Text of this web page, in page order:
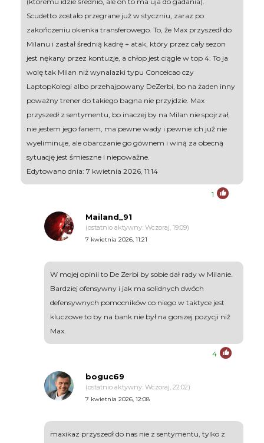
Scudetto zostało przegrane już w styczniu, zaraz po
zakończeniu okienka transferowego. To, że Max przyszedł do
Milanu i zastał średnią kadrę + atak, który przez cały sezon
jest nękany przez kontuzje, a chłop jest ciągle w top 4. To ja
wolę tak Milan niż wynalazki typu Conceicao czy
LaptopKolegi albo przehajpowany DeZerbi, bo na żaden inny
poważny trener do takiego bagna nie przyjdzie. Max
przyszedł z sentymentu, bo inaczej by na Milan nie spojrzał,
nie jestem jego fanem, ma pewne wady i pewnie ich już nie
wyeliminuje, ale obarczanie go gównem i winą za obecną
sytuację jest śmieszne i niepoważne.
Edytowano dnia: 7 kwietnia 2026, 11:14
1
Mailand_91
(ostatnio aktywny: Wczoraj, 19:09)
7 kwietnia 2026, 11:21
W mojej opinii to De Zerbi by sobie dał rady w Milanie.
Bardziej ofensywny i jak ma solidnych dwóch
defensywnych pomocników co niego w taktyce jest
kluczowe to by na bank nie był na gorszej pozycji niż
Max.
4
boguc69
(ostatnio aktywny: Wczoraj, 22:02)
7 kwietnia 2026, 12:08
maxikaz przyszedł do nas nie z sentymentu, tylko z